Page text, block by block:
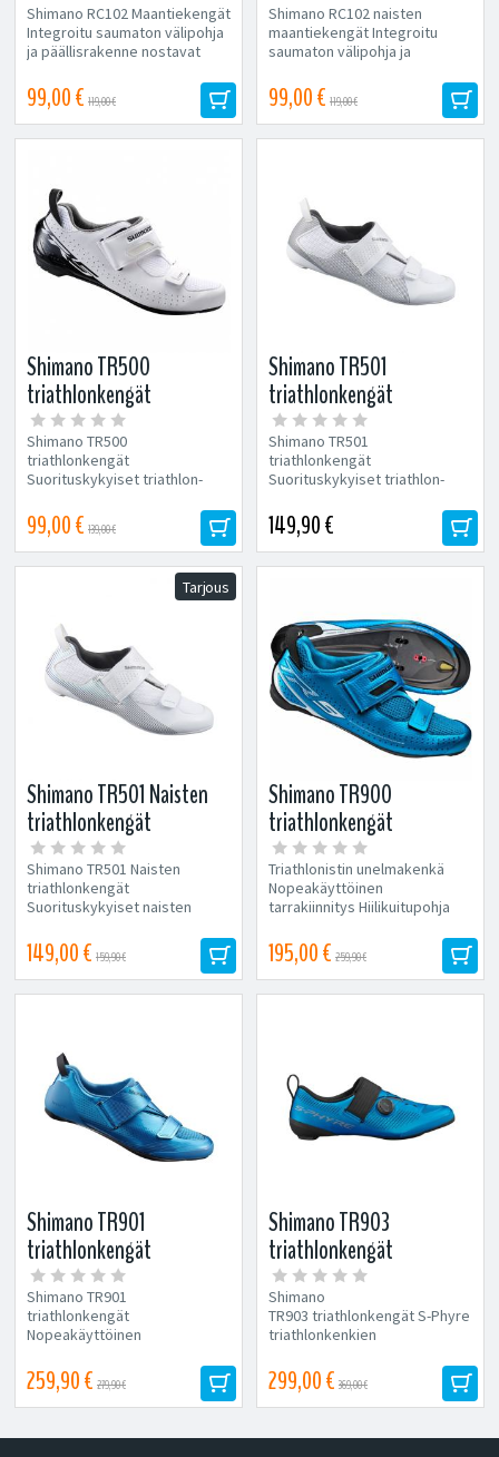
Shimano RC102 Maantiekengät
Integroitu saumaton välipohja
ja päällisrakenne nostavat
99,00 € 119,00 €
Shimano RC102 naisten
maantiekengät Integroitu
saumaton välipohja ja
istuvuuden, vakauden,...
99,00 € 119,00 €
Shimano TR500
triathlonkengät
Shimano TR500
triathlonkengät
Suorituskykyiset triathlon-
nopeisiin vaihtoihin ja
ihanteelliseen...
99,00 € 139,00 €
Shimano TR501
triathlonkengät
Shimano TR501
triathlonkengät
Suorituskykyiset triathlon-
nopeisiin vaihtoihin ja
ihanteelliseen...
149,90 €
Tarjous
Shimano TR501 Naisten
triathlonkengät
Shimano TR501 Naisten
triathlonkengät
Suorituskykyiset naisten
nopeisiin...
149,00 € 159,90 €
Shimano TR900
triathlonkengät
Triathlonistin unelmakenkä
Nopeakäyttöinen
tarrakiinnitys Hiilikuitupohja
195,00 € 259,90 €
Shimano TR901
triathlonkengät
Shimano TR901
triathlonkengät
Nopeakäyttöinen
Dynalast takaa tarkan
istuvuuden...
259,90 € 279,90 €
Shimano TR903
triathlonkengät
Shimano
TR903 triathlonkengät S-Phyre
triathlonkenkien
nopeat siirtymät...
299,00 € 369,00 €